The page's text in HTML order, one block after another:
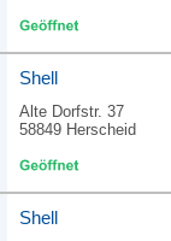
Shell
Alte Dorfstr. 37
58849 Herscheid
Shell